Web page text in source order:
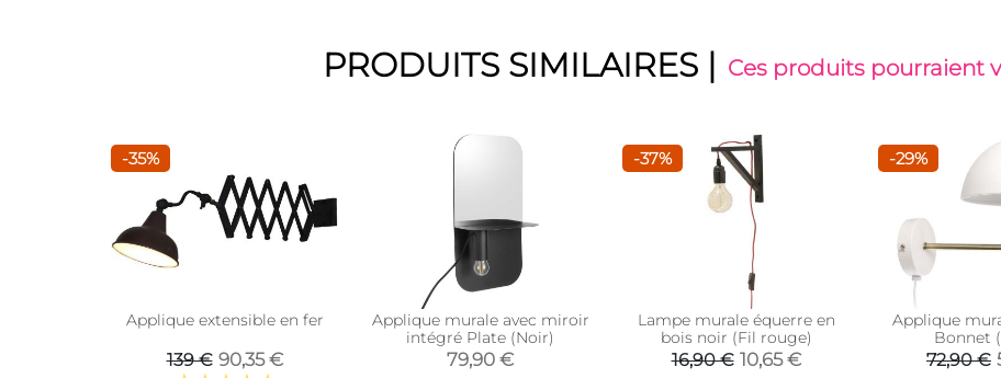
PRODUITS SIMILAIRES | Ces produits pourraient
-35%
Applique extensible en fer
139 € 90,35 €
Applique murale avec miroir
intégré Plate (Noir)
79,90 €
-37%
Lampe murale équerre en
bois noir (Fil rouge)
16,90 € 10,65 €
-29%
Applique
Bonnet
72,90 €